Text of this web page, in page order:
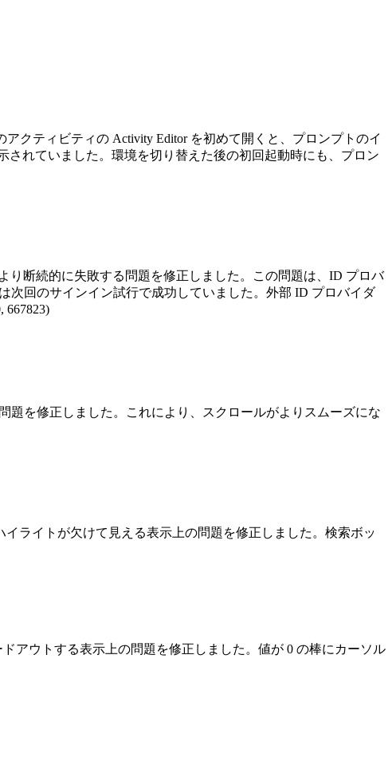
クティビティの Activity Editor を初めて開くと、プロンプトのイ
れていました。環境を切り替えた後の初回起動時にも、プロン
り断続的に失敗する問題を修正しました。この問題は、ID プロバ
次回のサインイン試行で成功していました。外部 ID プロバイダ
667823)
題を修正しました。これにより、スクロールがよりスムーズにな
ライトが欠けて見える表示上の問題を修正しました。検索ボッ
アウトする表示上の問題を修正しました。値が 0 の棒にカーソル